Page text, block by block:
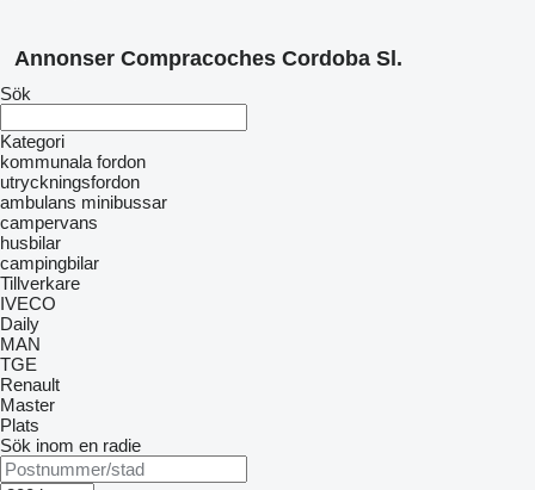
Annonser Compracoches Cordoba Sl.
Sök
Kategori
kommunala fordon
utryckningsfordon
ambulans minibussar
сampervans
husbilar
campingbilar
Tillverkare
IVECO
Daily
MAN
TGE
Renault
Master
Plats
Sök inom en radie